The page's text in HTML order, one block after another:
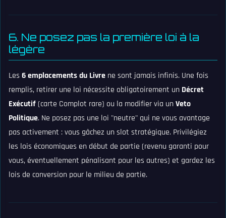
6. Ne posez pas la première loi à la
légère
Les 6 emplacements du Livre ne sont jamais infinis. Une fois
remplis, retirer une loi nécessite obligatoirement un Décret
Exécutif(carte Complot rare) ou la modifier via unVeto
Politique. Ne posez pas une loi "neutre" qui ne vous avantage
pas activement : vous gâchez un slot stratégique. Privilégiez
les lois économiques en début de partie (revenu garanti pour
vous, éventuellement pénalisant pour les autres) et gardez les
lois de conversion pour le milieu de partie.